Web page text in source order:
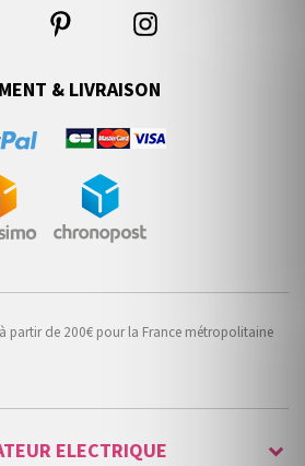
& LIVRAISON
partir de 200€ pour la France métropolitaine
ELECTRIQUE